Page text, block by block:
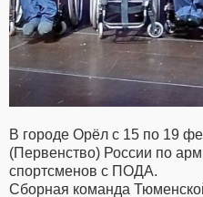
В городе Орёл с 15 по 19
(Первенство) России по
спортсменов с ПОДА.
Сборная команда